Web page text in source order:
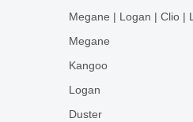
Megane | Logan | Clio |
Megane
Kangoo
Logan
Duster